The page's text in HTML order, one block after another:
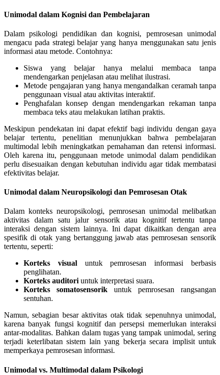
Unimodal dalam Kognisi dan Pembelajaran
Dalam psikologi pendidikan dan kognisi, pemrosesan unimodal
mengacu pada strategi belajar yang hanya menggunakan satu jenis
informasi atau metode. Contohnya:
Siswa yang belajar hanya melalui membaca tanpa
mendengarkan penjelasan atau melihat ilustrasi.
Metode pengajaran yang hanya mengandalkan ceramah tanpa
penggunaan visual atau aktivitas interaktif.
Penghafalan konsep dengan mendengarkan rekaman tanpa
membaca teks atau melakukan latihan praktis.
Meskipun pendekatan ini dapat efektif bagi individu dengan gaya
belajar tertentu, penelitian menunjukkan bahwa pembelajaran
multimodal lebih meningkatkan pemahaman dan retensi informasi.
Oleh karena itu, penggunaan metode unimodal dalam pendidikan
perlu disesuaikan dengan kebutuhan individu agar tidak membatasi
efektivitas belajar.
Unimodal dalam Neuropsikologi dan Pemrosesan Otak
Dalam konteks neuropsikologi, pemrosesan unimodal melibatkan
aktivitas dalam satu jalur sensorik atau kognitif tertentu tanpa
interaksi dengan sistem lainnya. Ini dapat dikaitkan dengan area
spesifik di otak yang bertanggung jawab atas pemrosesan sensorik
tertentu, seperti:
Korteks visualuntuk pemrosesan informasi berbasis
penglihatan.
Korteks auditoriuntuk interpretasi suara.
Korteks somatosensorik untuk pemrosesan rangsangan
sentuhan.
Namun, sebagian besar aktivitas otak tidak sepenuhnya unimodal,
karena banyak fungsi kognitif dan persepsi memerlukan interaksi
antar-modalitas. Bahkan dalam tugas yang tampak unimodal, sering
terjadi keterlibatan sistem lain yang bekerja secara implisit untuk
memperkaya pemrosesan informasi.
Unimodal vs. Multimodal dalam Psikologi